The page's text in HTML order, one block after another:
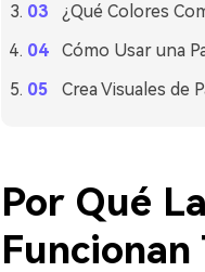
¿Qué Colores
Cómo Usar una
Crea Visuales de
Por Qué
Funcionan